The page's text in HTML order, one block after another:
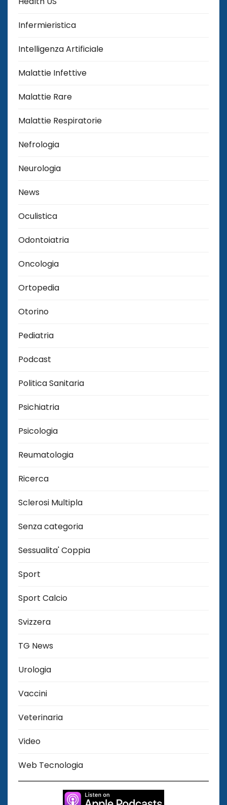
Infermieristica
Intelligenza Artificiale
Malattie Infettive
Malattie Rare
Malattie Respiratorie
Nefrologia
Neurologia
News
Oculistica
Odontoiatria
Oncologia
Ortopedia
Otorino
Pediatria
Podcast
Politica Sanitaria
Psichiatria
Psicologia
Reumatologia
Ricerca
Sclerosi Multipla
Senza categoria
Sessualita' Coppia
Sport
Sport Calcio
Svizzera
TG News
Urologia
Vaccini
Veterinaria
Video
Web Tecnologia